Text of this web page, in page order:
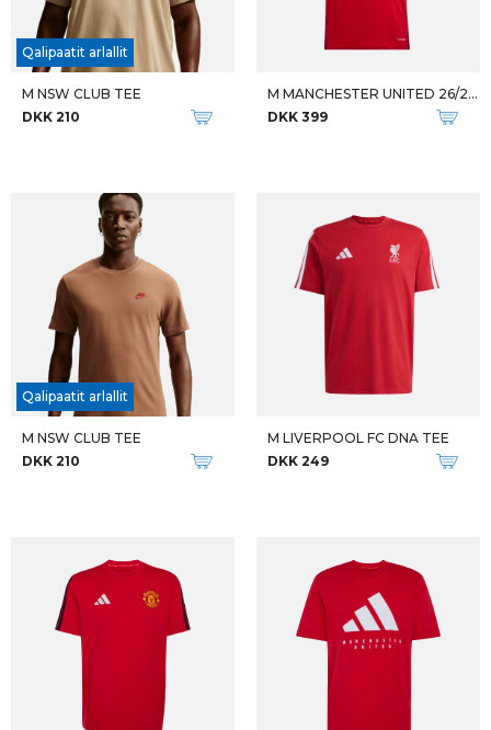
Qalipaatit arlallit
M NSW CLUB TEE
DKK 210
M MANCHESTER UNITED 26/27 TR.
DKK 399
Qalipaatit arlallit
M NSW CLUB TEE
DKK 210
M LIVERPOOL FC DNA TEE
DKK 249